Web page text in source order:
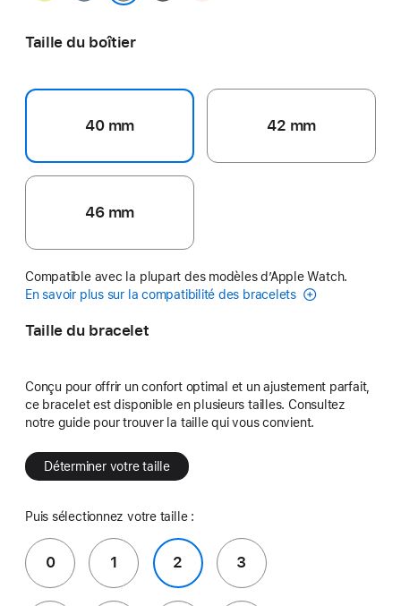
maritime
Taille du boîtier
40 mm 42 mm
46 mm
Compatible avec la plupart des modèles d’Apple Watch.
En savoir plus sur la compatibilité des bracelets
Taille du bracelet
Conçu pour offrir un confort optimal et un ajustement parfait,
ce bracelet est disponible en plusieurs tailles. Consultez
notre guide pour trouver la taille qui vous convient.
Déterminer votre taille
Puis sélectionnez votre taille :
0 1 2 3